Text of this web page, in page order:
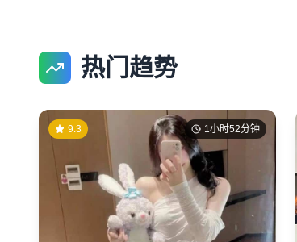
热门趋势
1小时52分钟
9.3